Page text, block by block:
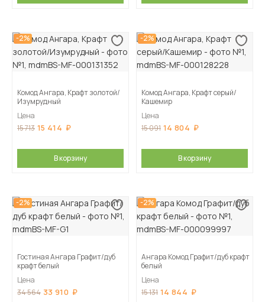
-2%
Комод Ангара, Крафт золотой/
Изумрудный
Цена
15 713 15 414
В корзину
-2%
Комод Ангара, Крафт серый/
Кашемир
Цена
15 091 14 804
В корзину
-2%
Гостиная Ангара Графит/дуб
крафт белый
Цена
34 564 33 910
-2%
Ангара Комод Графит/дуб крафт
белый
Цена
15 131 14 844